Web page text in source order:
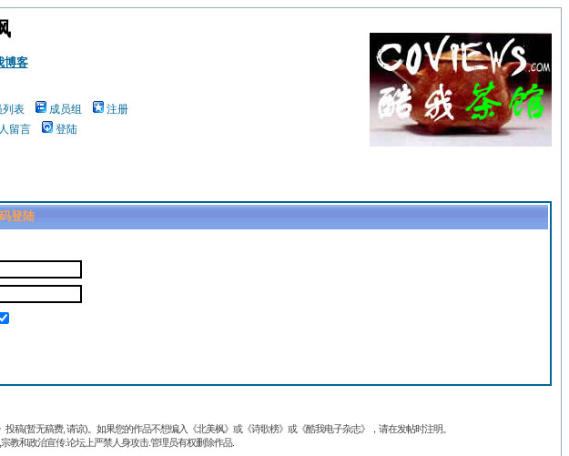
博客
列表 成员组
注册
留言
登陆
登陆
(暂无稿费, 请谅)。如果您的作品不想编入《北美枫》或《诗歌榜》或《酷我电子杂志》，请在发帖时注明。
教和政治宣传.论坛上严禁人身攻击.管理员有权删除作品.